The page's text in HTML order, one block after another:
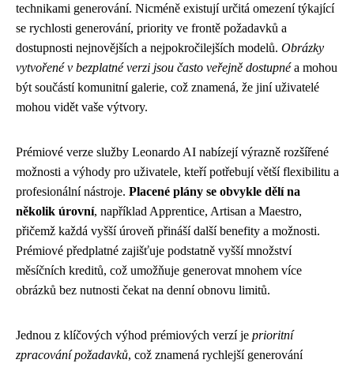
technikami generování. Nicméně existují určitá omezení týkající
se rychlosti generování, priority ve frontě požadavků a
dostupnosti nejnovějších a nejpokročilejších modelů. Obrázky
vytvořené v bezplatné verzi jsou často veřejně dostupnéa mohou
být součástí komunitní galerie, což znamená, že jiní uživatelé
mohou vidět vaše výtvory.
Prémiové verze služby Leonardo AI nabízejí výrazně rozšířené
možnosti a výhody pro uživatele, kteří potřebují větší flexibilitu a
profesionální nástroje. Placené plány se obvykle dělí na
několik úrovní, například Apprentice, Artisan a Maestro,
přičemž každá vyšší úroveň přináší další benefity a možnosti.
Prémiové předplatné zajišťuje podstatně vyšší množství
měsíčních kreditů, což umožňuje generovat mnohem více
obrázků bez nutnosti čekat na denní obnovu limitů.
Jednou z klíčových výhod prémiových verzí je prioritní
zpracování požadavků, což znamená rychlejší generování